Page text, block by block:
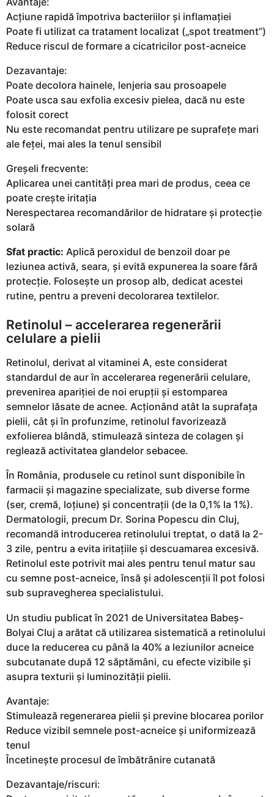
Acțiune rapidă împotriva bacteriilor și inflamației
Poate fi utilizat ca tratament localizat („spot treatment”)
Reduce riscul de formare a cicatricilor post-acneice
Dezavantaje:
Poate decolora hainele, lenjeria sau prosoapele
Poate usca sau exfolia excesiv pielea, dacă nu este
folosit corect
Nu este recomandat pentru utilizare pe suprafețe mari
ale feței, mai ales la tenul sensibil
Greșeli frecvente:
Aplicarea unei cantități prea mari de produs, ceea ce
poate crește iritația
Nerespectarea recomandărilor de hidratare și protecție
solară
Sfat practic: Aplică peroxidul de benzoil doar pe
leziunea activă, seara, și evită expunerea la soare fără
protecție. Folosește un prosop alb, dedicat acestei
rutine, pentru a preveni decolorarea textilelor.
Retinolul – accelerarea regenerării
celulare a pielii
Retinolul, derivat al vitaminei A, este considerat
standardul de aur în accelerarea regenerării celulare,
prevenirea apariției de noi erupții și estomparea
semnelor lăsate de acnee. Acționând atât la suprafața
pielii, cât și în profunzime, retinolul favorizează
exfolierea blândă, stimulează sinteza de colagen și
reglează activitatea glandelor sebacee.
În România, produsele cu retinol sunt disponibile în
farmacii și magazine specializate, sub diverse forme
(ser, cremă, loțiune) și concentrații (de la 0,1% la 1%).
Dermatologii, precum Dr. Sorina Popescu din Cluj,
recomandă introducerea retinolului treptat, o dată la 2-
3 zile, pentru a evita iritațiile și descuamarea excesivă.
Retinolul este potrivit mai ales pentru tenul matur sau
cu semne post-acneice, însă și adolescenții îl pot folosi
sub supravegherea specialistului.
Un studiu publicat în 2021 de Universitatea Babeș-
Bolyai Cluj a arătat că utilizarea sistematică a retinolului
duce la reducerea cu până la 40% a leziunilor acneice
subcutanate după 12 săptămâni, cu efecte vizibile și
asupra texturii și luminozității pielii.
Avantaje:
Stimulează regenerarea pielii și previne blocarea porilor
Reduce vizibil semnele post-acneice și uniformizează
tenul
Încetinește procesul de îmbătrânire cutanată
Dezavantaje/riscuri: